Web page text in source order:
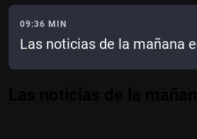
09:36 MIN
Las noticias de la mañana